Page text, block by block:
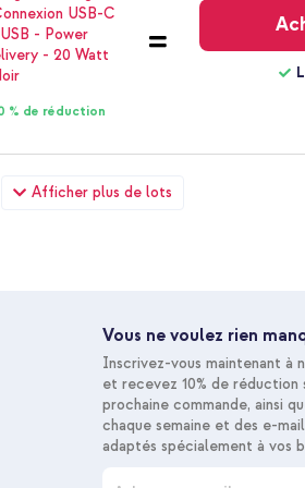
Afficher plus de lots
% de réduction
Galaxy S23 Ultra - Noir + Câble tressé
10 % de réduction
Vous ne voulez rien
Inscrivez-vous maintenant à
et recevez 10% de réduction
prochaine commande, ainsi
chaque semaine et des e-
adaptés spécialement à vos